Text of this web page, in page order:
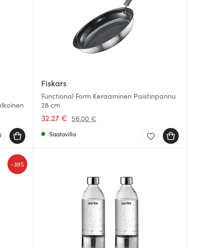
Fiskars
Functional Form Keraaminen Paistinpannu
28 cm
32.27 € 56.00 €
Saatavilla
-39%